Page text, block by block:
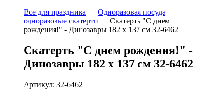
Все для праздника — Одноразовая посуда —
одноразовые скатерти — Скатерть "С днем
рождения!" - Динозавры 182 х 137 см 32-6462
Скатерть "С днем рождения!" -
Динозавры 182 х 137 см 32-6462
Артикул: 32-6462